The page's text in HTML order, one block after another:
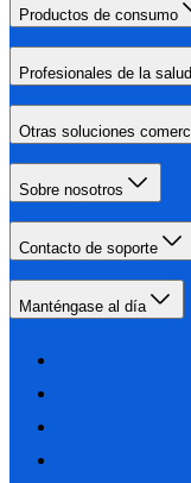
Productos de consumo
Profesionales de la salud
Otras soluciones
Sobre nosotros
Contacto de soporte
Manténgase al día